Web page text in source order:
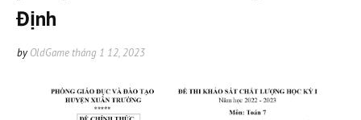
Định
by OldGame tháng 1 12, 2023